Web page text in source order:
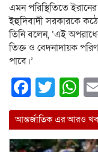
এমন পরিস্থিতিতে
ইহুদিবাদী সরকারকে
তিনি বলেন, ‘এই
তিক্ত ও বেদনাদায়ক
পাবে।’
আন্তর্জাতিক এর আরও